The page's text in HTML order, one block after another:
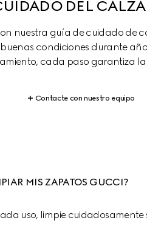
DEL
nuestra guía de cuidado de
condiciones durante
cada paso garantiza
Contacte con nuestro equipo
MIS ZAPATOS GUCCI?
uso, limpie